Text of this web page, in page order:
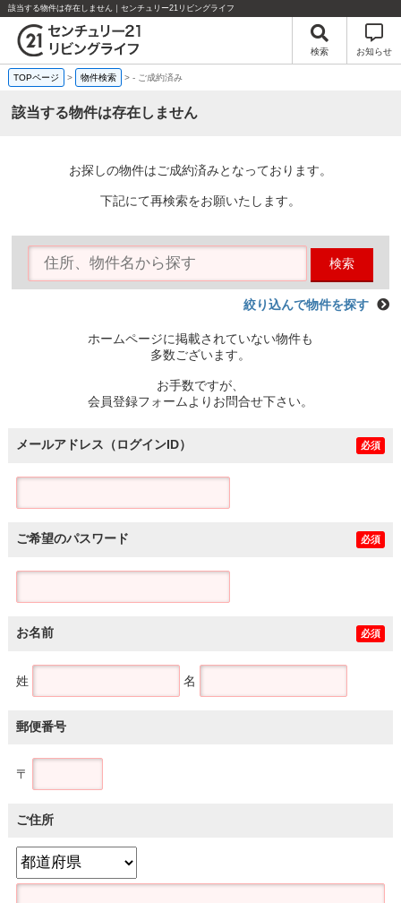
該当する物件は存在しません｜センチュリー21リビングライフ
検索 お知らせ
TOPページ > 物件検索 >- ご成約済み
該当する物件は存在しません
お探しの物件はご成約済みとなっております。
下記にて再検索をお願いたします。
検索
絞り込んで物件を探す
ホームページに掲載されていない物件も
多数ございます。
お手数ですが、
会員登録フォームよりお問合せ下さい。
メールアドレス（ログインID） 必須
ご希望のパスワード 必須
お名前 必須
姓 名
郵便番号
〒
ご住所